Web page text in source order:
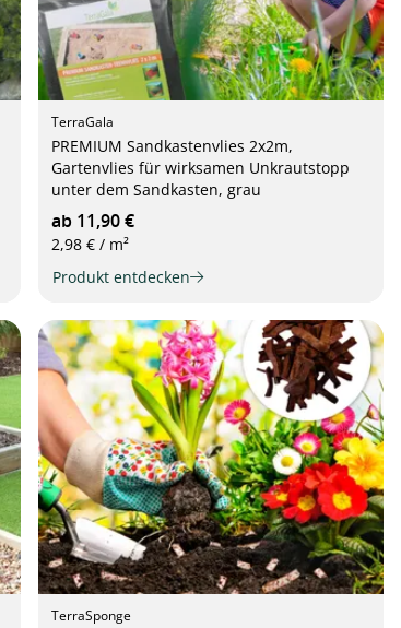
TerraGala
PREMIUM Sandkastenvlies 2x2m,
Gartenvlies für wirksamen Unkrautstopp
unter dem Sandkasten, grau
ab 11,90 €
2,98 € / m²
Produkt entdecken
TerraSponge